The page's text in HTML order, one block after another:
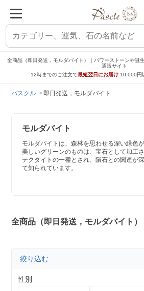
全商品（即日発送，モルダバイト）｜パワーストーンや誕
通販サイト
12時までのご注文で最短翌日にお届け 10,000円
パスクル 即日発送，モルダバイト
モルダバイト
モルダバイトは、森林を思わせる深い緑色
美しいグリーンのものは、宝石として加工
テクタイトの一種とされ、隕石との関連が
て知られています。
全商品（即日発送，モルダバイト）
絞り込む
性別